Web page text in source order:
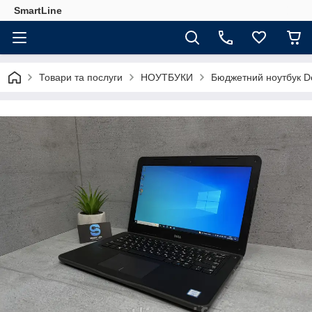
SmartLine
Товари та послуги НОУТБУКИ Бюджетний ноутбук